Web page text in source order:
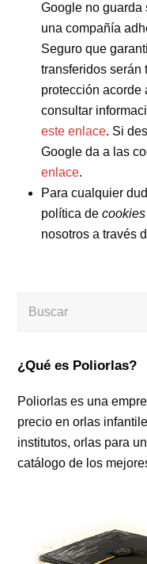
Google no guarda
una compañía
Seguro que
transferidos serán
protección acorde
consultar
este enlace. Si
Google da a las
enlace.
Para cualquier
política decookies
nosotros a través
¿Qué es Poliorlas?
Poliorlas es una
precio en orlas
institutos, orlas para
catálogo de los